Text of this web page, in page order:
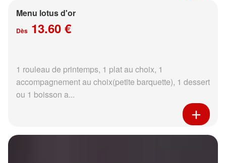
Menu lotus d'or
Dès 13.60 €
1 rouleau de printemps, 1 plat au choix, 1
accompagnement au choix(petite barquette), 1 dessert
ou 1 boisson a...